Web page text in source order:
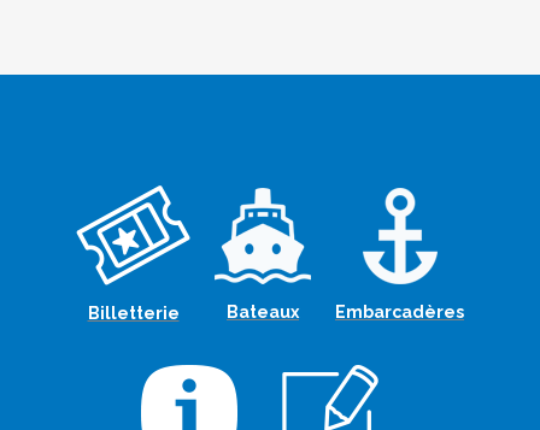
Billetterie Bateaux Embarcadères